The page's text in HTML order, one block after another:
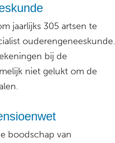
jaarlijks 305 artsen te
ouderengeneeskunde.
bij de
niet gelukt om de
boodschap van